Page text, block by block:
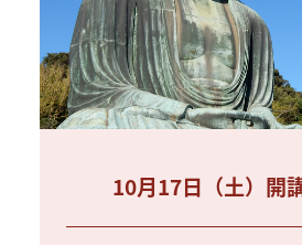
10月17日（土）開